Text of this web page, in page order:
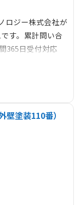
ロジー株式会社が
す。累計問い合
365日受付対応
します。料金は
6600円/㎡～な
対応していま
して依頼できる
塗装110番）